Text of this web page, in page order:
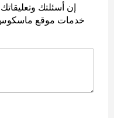
إن أسئلتك
خدمات موقع ماسكوس.